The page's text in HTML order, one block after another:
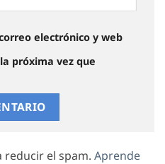
electrónico y web
próxima vez que
reducir el spam. Aprende